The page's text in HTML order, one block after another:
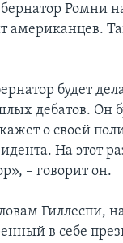
Ромни
американцев.
будет
дебатов. Он
о своей
На этот
– говорит он.
Гиллеспи,
в себе